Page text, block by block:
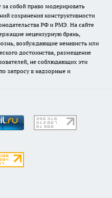
собой право модерировать
сохранения конструктивности
РФ и РМЭ. На сайте
нецензурную брань,
возбуждающие ненависть или
достоинства, размещение
не соблюдающих эти
запросу в надзорные и